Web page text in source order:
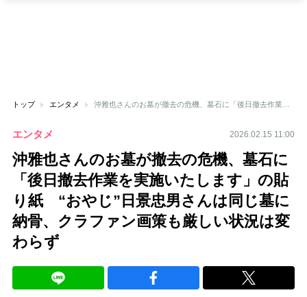
トップ エンタメ 沖雅也さんのお墓が撤去の危機、墓石に「後日撤去作業を実施いたします」の貼り紙 “おやじ”日景忠男さんは同じ墓に納骨、クラファン画策も厳しい状況は変わらず
エンタメ 2026.02.15 11:00
沖雅也さんのお墓が撤去の危機、墓石に
「後日撤去作業を実施いたします」の貼
り紙 “おやじ”日景忠男さんは同じ墓に
納骨、クラファン画策も厳しい状況は変
わらず